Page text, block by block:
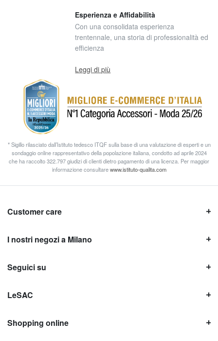
Esperienza e Affidabilità
Con una consolidata esperienza
trentennale, una storia di professionalità ed
efficienza
Leggi di più
* Sigillo rilasciato dall’Istituto tedesco ITQF sulla base di una valutazione di esperti e un
sondaggio online rappresentativo della popolazione italiana, condotto ad aprile 2024
che ha raccolto 322.797 giudizi di clienti dietro pagamento di una licenza. Per maggior
informazione consultarewww.istituto-qualita.com
Customer care
I nostri negozi a Milano
Seguici su
LeSAC
Shopping online